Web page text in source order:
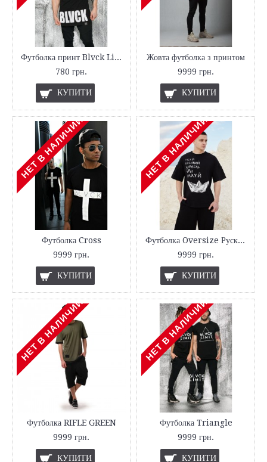
Футболка принт Blvck Limit
780 грн.
КУПИТИ
Жовта футболка з принтом
9999 грн.
КУПИТИ
НЕТ В НАЛИЧИИ
Футболка Cross
9999 грн.
КУПИТИ
НЕТ В НАЛИЧИИ
Футболка Oversize Рускій корабль
9999 грн.
КУПИТИ
НЕТ В НАЛИЧИИ
Футболка RIFLE GREEN
9999 грн.
КУПИТИ
НЕТ В НАЛИЧИИ
Футболка Triangle
9999 грн.
КУПИТИ